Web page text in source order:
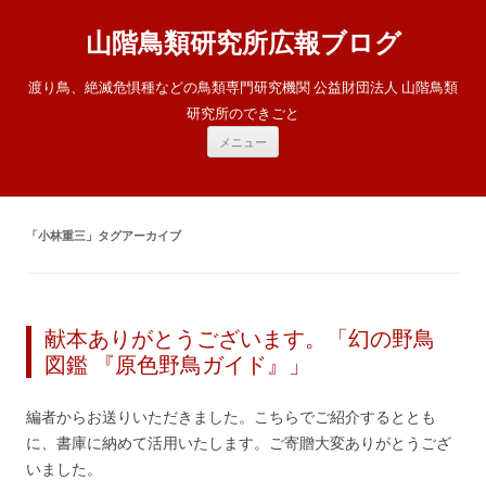
山階鳥類研究所広報ブログ
渡り鳥、絶滅危惧種などの鳥類専門研究機関 公益財団法人 山階鳥類
研究所のできごと
メニュー
ツ
「小林重三 」タグアーカイブ
献本ありがとうございます。「幻の野鳥
図鑑 『原色野鳥ガイド』」
編者からお送りいただきました。こちらでご紹介するととも
に、書庫に納めて活用いたします。ご寄贈大変ありがとうござ
いました。